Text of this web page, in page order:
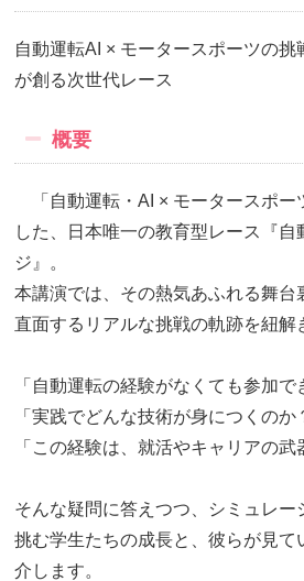
自動運転AI × モータースポーツの
が創る次世代レース
概要
「自動運転・AI × モータースポー
した、日本唯一の教育型レース『自
ジ』。
本講演では、その熱気あふれる舞台
直面するリアルな挑戦の軌跡を紐解
「自動運転の経験がなくても参加で
「実践でどんな技術が身につくのか
「この経験は、就活やキャリアの武
そんな疑問に答えつつ、シミュレー
挑む学生たちの成長と、彼らが見て
介します。